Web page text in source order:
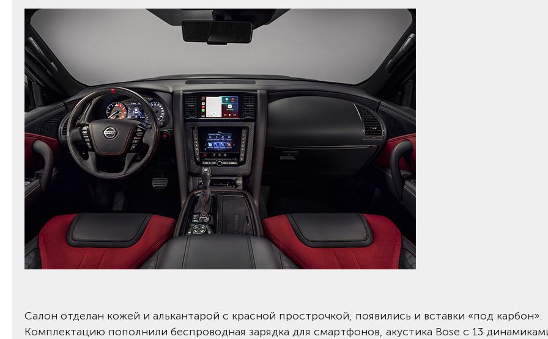
Салон отделан кожей и алькантарой с красной прострочкой, появились и вставки «под карбон».
Комплектацию пополнили беспроводная зарядка для смартфонов, акустика Bose с 13